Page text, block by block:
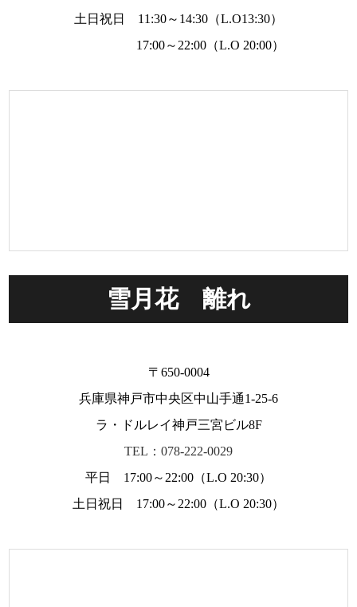
土日祝日 11:30～14:30（L.O13:30）
17:00～22:00（L.O 20:00）
雪月花 離れ
〒650-0004
兵庫県神戸市中央区中山手通1-25-6
ラ・ドルレイ神戸三宮ビル8F
TEL：078-222-0029
平日 17:00～22:00（L.O 20:30）
土日祝日 17:00～22:00（L.O 20:30）